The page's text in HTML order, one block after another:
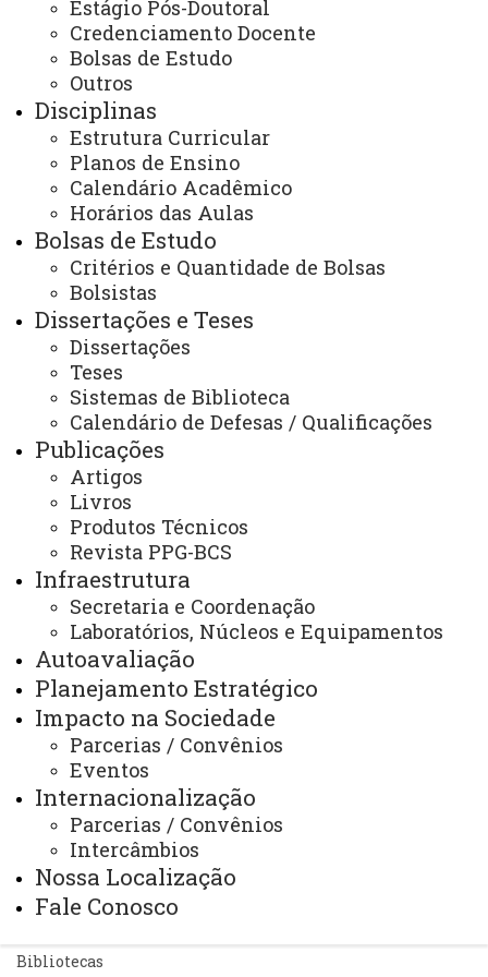
Estágio Pós-Doutoral
Credenciamento Docente
Bolsas de Estudo
Outros
Disciplinas
Estrutura Curricular
Planos de Ensino
Calendário Acadêmico
Horários das Aulas
Bolsas de Estudo
Critérios e Quantidade de Bolsas
Bolsistas
Dissertações e Teses
Dissertações
Teses
Sistemas de Biblioteca
Calendário de Defesas / Qualificações
Publicações
Artigos
Livros
Produtos Técnicos
Revista PPG-BCS
Infraestrutura
Secretaria e Coordenação
Laboratórios, Núcleos e Equipamentos
Autoavaliação
Planejamento Estratégico
Impacto na Sociedade
Parcerias / Convênios
Eventos
Internacionalização
Parcerias / Convênios
Intercâmbios
Nossa Localização
Fale Conosco
Edital 16/2026 - Homologação inscrições
PROTAG - Mestrado 2026
Edital 14/2026 - Inscrições Seleção PROTAG
- Mestrado
Edital 12/2026 - Resultado final seleção
Doutorado - Turma 2026
1 2 3 4 5
Horário de Atendimento:
Segunda à sexta
08:00 às 12:00
Intagram
Youtube
Você está aqui:Unioeste
PPG-BCS - Pós Graduação em Biociências e Saúde-
Cascavel
Editais
Alunos Regulares
ACESSE
Acesso Restrito (Editores do Portal)
Arquivo Virtual
Bibliotecas